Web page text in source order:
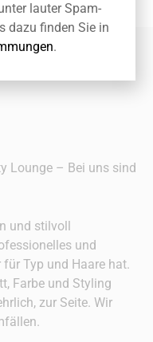
Lounge – Bei uns sind
und stilvoll
und
Typ und Haare hat.
Farbe und Styling
zur Seite. Wir
lauter Spam-
dazu finden Sie in
.